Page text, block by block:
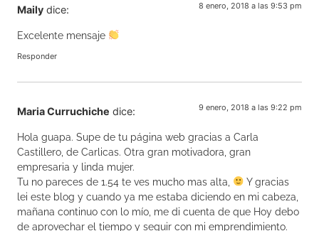
Maily dice: 8 enero, 2018 a las 9:53 pm
Excelente mensaje
Responder
Maria Curruchiche dice: 9 enero, 2018 a las 9:22 pm
Hola guapa. Supe de tu página web gracias a Carla
Castillero, de Carlicas. Otra gran motivadora, gran
empresaria y linda mujer.
Tu no pareces de 1.54 te ves mucho mas alta,
Y gracias
lei este blog y cuando ya me estaba diciendo en mi cabeza,
mañana continuo con lo mío, me di cuenta de que Hoy debo
de aprovechar el tiempo y seguir con mi emprendimiento.